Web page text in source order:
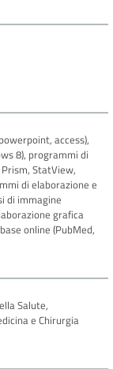
access),
8), programmi di
StatView,
di elaborazione e
di immagine
grafica
online (PubMed,
Salute,
e Chirurgia